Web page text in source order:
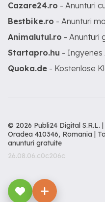
Cazare24.ro - Anunturi
Bestbike.ro - Anunturi
Animalutul.ro - Anunturi
Startapro.hu - Ingyenes
Quoka.de - Kostenlose
© 2026 Publi24 Digital S.R.L.
Oradea 410346, Romania |
anunturi gratuite
26.08.06.c0c206c